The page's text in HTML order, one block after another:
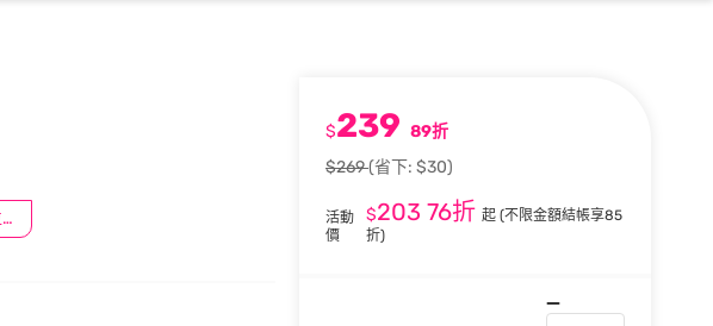
滿$100送數位印花
$239 89折
$269(省下: $30)
活動
價
$203 76折 起 (不限金額結帳享85
折)